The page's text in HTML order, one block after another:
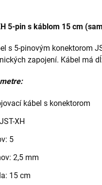
5-pin s káblom 15 cm
s 5-pinovým konektorom
zapojení. Kábel má
kábel s konektorom
XH
5
2,5 mm
15 cm